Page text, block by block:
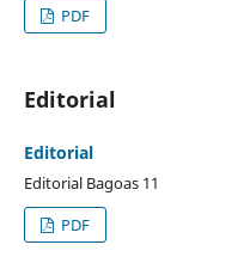
PDF
Editorial
Editorial
Editorial Bagoas 11
PDF